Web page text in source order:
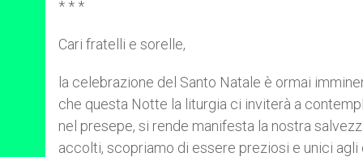
* * *
Cari fratelli e sorelle,
la celebrazione del Santo Natale è ormai
che questa Notte la liturgia ci inviterà a
nel presepe, si rende manifesta la nostra
accolti, scopriamo di essere preziosi e unici